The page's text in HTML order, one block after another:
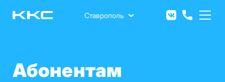
Ставрополь
Абонентам